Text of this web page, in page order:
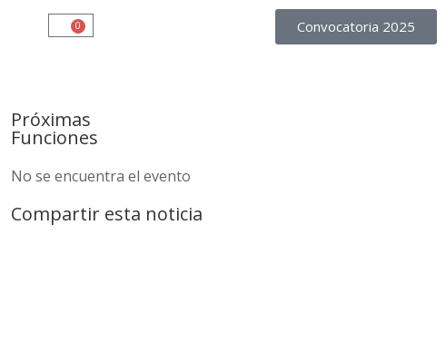
Convocatoria 2025
0
Próximas
Funciones
No se encuentra el evento
Compartir esta noticia